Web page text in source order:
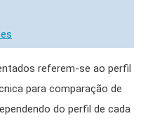
referem-se ao perfil
para comparação de
do perfil de cada